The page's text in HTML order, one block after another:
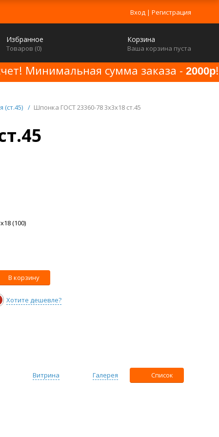
Вход | Регистрация
Избранное
Товаров (0)
Корзина
Ваша корзина пуста
Минимальная сумма заказа - 2000р!
(ст.45) / Шпонка ГОСТ 23360-78 3x3x18 ст.45
(100)
В корзину
Хотите дешевле?
Список
Галерея
Витрина